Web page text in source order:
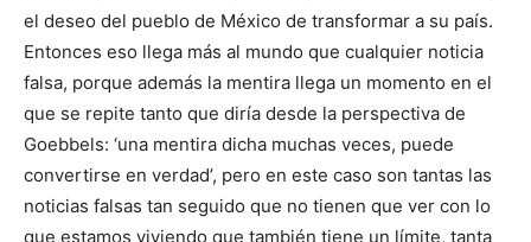
el deseo del pueblo de México de transformar a su país.
Entonces eso llega más al mundo que cualquier noticia
falsa, porque además la mentira llega un momento en el
que se repite tanto que diría desde la perspectiva de
Goebbels: ‘una mentira dicha muchas veces, puede
convertirse en verdad’, pero en este caso son tantas las
noticias falsas tan seguido que no tienen que ver con lo
que estamos viviendo que también tiene un límite, tanta